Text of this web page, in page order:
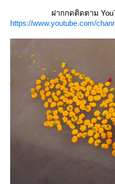
ฝากกดติดตาม
https://www.youtube.com/